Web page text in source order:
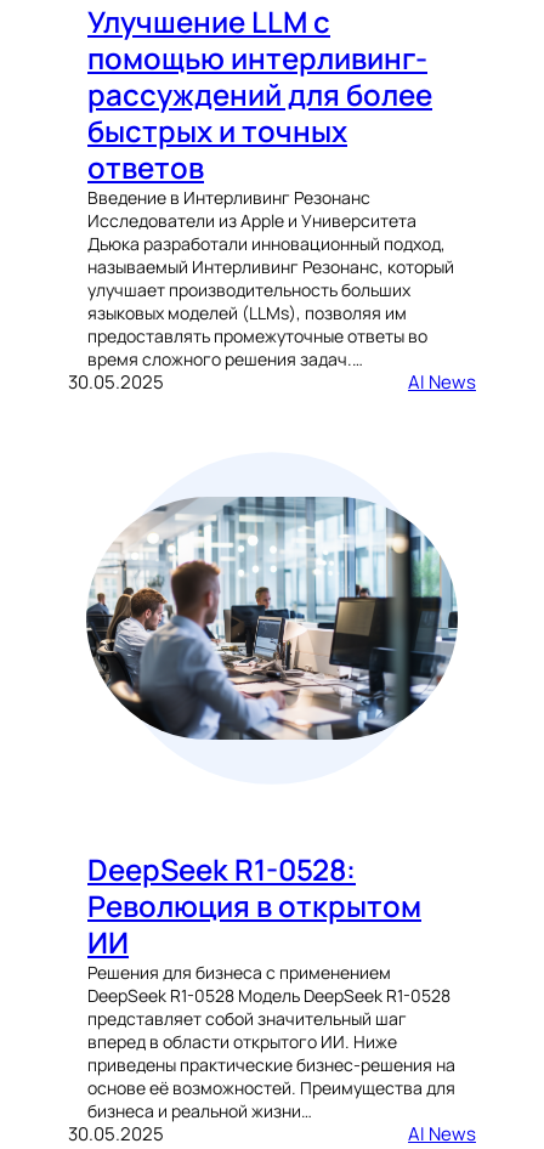
Улучшение LLM с
помощью интерливинг-
рассуждений для более
быстрых и точных
ответов
Введение в Интерливинг Резонанс
Исследователи из Apple и Университета
Дьюка разработали инновационный подход,
называемый Интерливинг Резонанс, который
улучшает производительность больших
языковых моделей (LLMs), позволяя им
предоставлять промежуточные ответы во
время сложного решения задач.…
30.05.2025 AI News
DeepSeek R1-0528:
Революция в открытом
ИИ
Решения для бизнеса с применением
DeepSeek R1-0528 Модель DeepSeek R1-0528
представляет собой значительный шаг
вперед в области открытого ИИ. Ниже
приведены практические бизнес-решения на
основе её возможностей. Преимущества для
бизнеса и реальной жизни…
30.05.2025 AI News